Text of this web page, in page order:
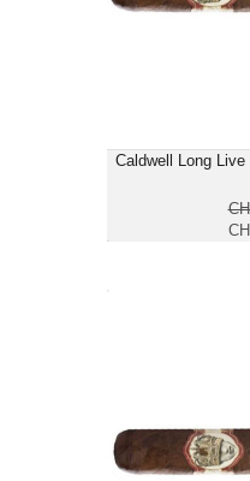
Caldwell Long